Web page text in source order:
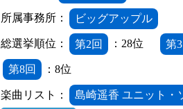
所属事務所： ビッグアップル
総選挙順位： 第2回 ：28位 第
第8回 ：8位
楽曲リスト： 島崎遥香 ユニット・